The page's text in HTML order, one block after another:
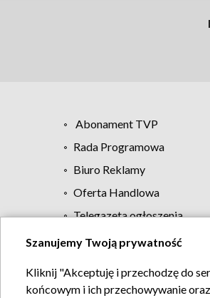
Abonament TVP
Rada Programowa
Biuro Reklamy
Oferta Handlowa
Telegazeta ogłoszenia
Szanujemy Twoją prywatność
Kliknij "Akceptuję i przechodzę do
końcowym i ich przechowywanie